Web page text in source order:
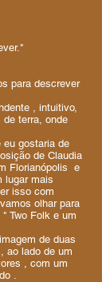
para descrever
, intuitivo,
de terra, onde
gostaria de
de Claudia
Florianópolis e
lugar mais
isso com
olhar para
Two Folk e um
de duas
ao lado de um
, com um
.